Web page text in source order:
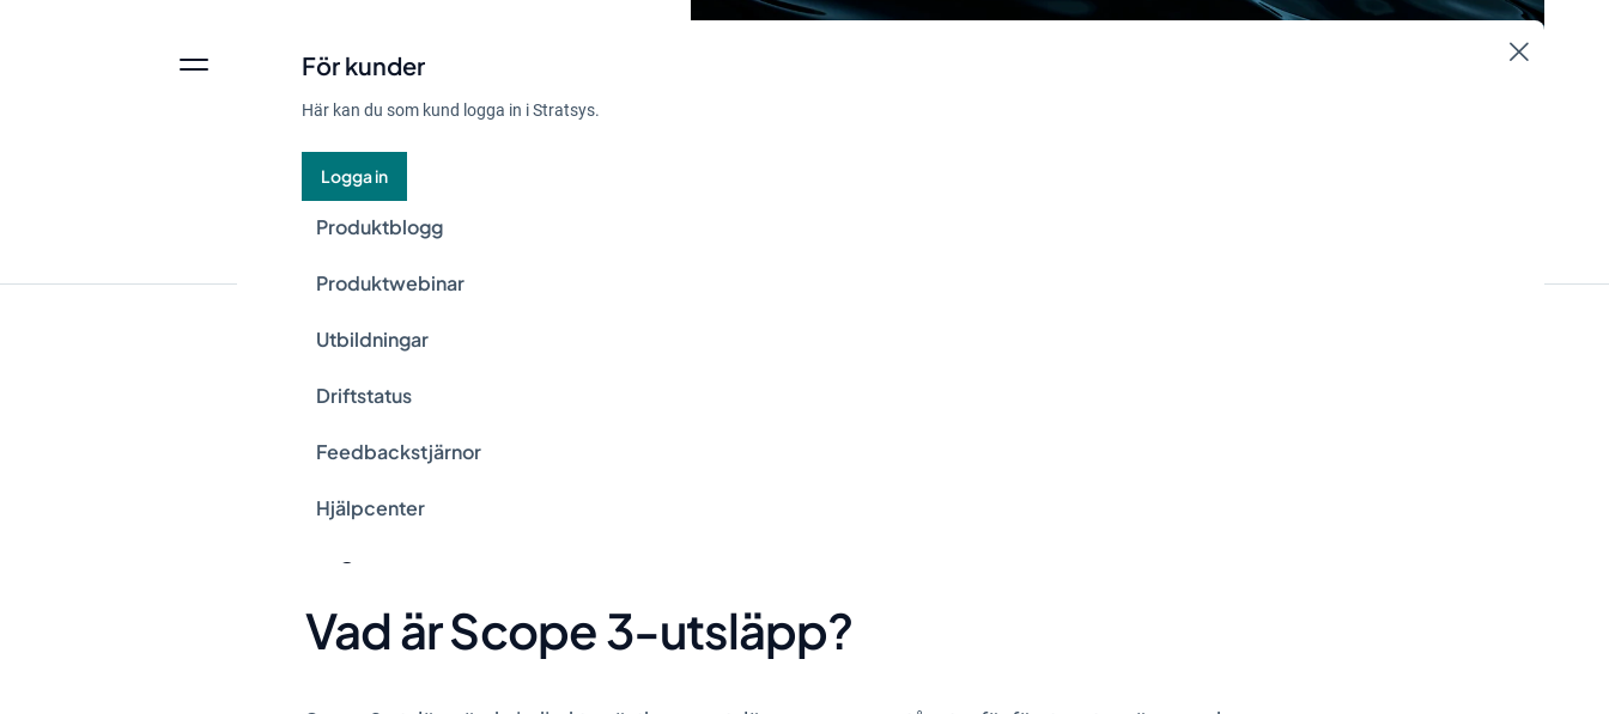
För kunder
Här kan du som kund logga in i Stratsys.
Logga in
Produktblogg
Produktwebinar
Utbildningar
Driftstatus
Feedbackstjärnor
Hjälpcenter
Det blir allt viktigare att ta itu med de indirekta växthusgasutsläppen. Scope 3-
nyckelfaktor att adressera för att maximera hållbarhetsinsatsen. Här kommer vi reda
ut vad scope 3 är och hur företag kan integrera det i sin affärsstrategi för att bidra till
Vad är Scope 3-utsläpp?